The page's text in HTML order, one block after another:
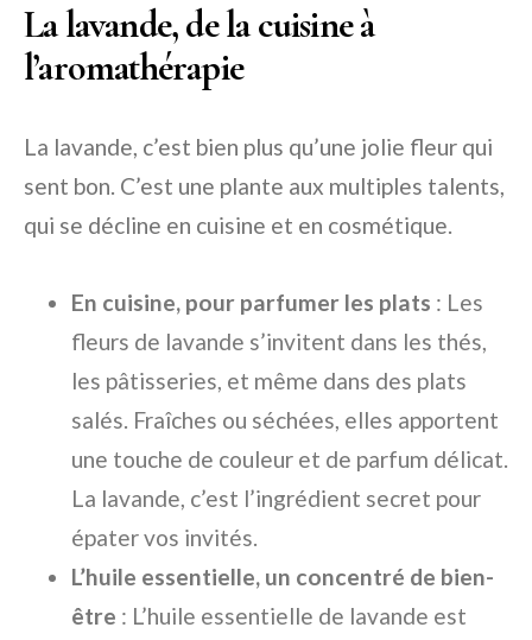
La lavande, de la cuisine à
l’aromathérapie
La lavande, c’est bien plus qu’une jolie fleur qui
sent bon. C’est une plante aux multiples talents,
qui se décline en cuisine et en cosmétique.
En cuisine, pour parfumer les plats : Les
fleurs de lavande s’invitent dans les thés,
les pâtisseries, et même dans des plats
salés. Fraîches ou séchées, elles apportent
une touche de couleur et de parfum délicat.
La lavande, c’est l’ingrédient secret pour
épater vos invités.
L’huile essentielle, un concentré de bien-
être : L’huile essentielle de lavande est